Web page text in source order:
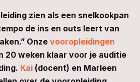
zien als een snelkookpan
de ins en outs leert van
Onze vooropleidingen
20 weken klaar voor je auditie
Kai (docent) en Marleen